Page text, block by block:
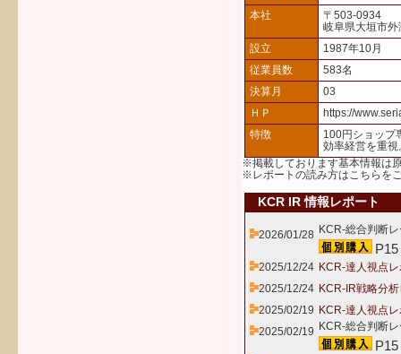
本社
〒503-0934
岐阜県大垣市
設立
1987年10月
従業員数
583名
決算月
03
ＨＰ
https://
特徴
100円ショップ
効率経営を重
※掲載しております基本情報は
※レポートの読み方はこちら を
KCR IR 情報レポート
2026/01/28 KCR-総合判断
2025/12/24 KCR-達人視点
2025/12/24 KCR-IR戦略分
2025/02/19 KCR-達人視点
2025/02/19 KCR-総合判断